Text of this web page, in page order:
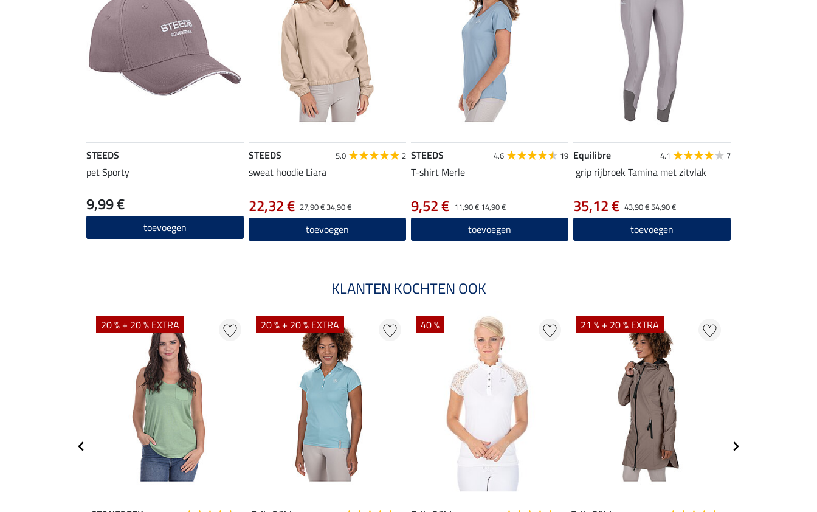
STEEDS
pet Sporty
9,99 €
toevoegen
STEEDS 5.0 2
sweat hoodie Liara
27,90 €34,90 €
22,32 €
toevoegen
STEEDS 4.6 19
T-shirt Merle
11,90 €14,90 €
9,52 €
toevoegen
Equilibre 4.1 7
grip rijbroek Tamina met zitvlak
43,90 €54,90 €
35,12 €
toevoegen
KLANTEN KOCHTEN OOK
20 % + 20 % EXTRA 20 % + 20 % EXTRA 40 % 21 % + 20 % EXTRA